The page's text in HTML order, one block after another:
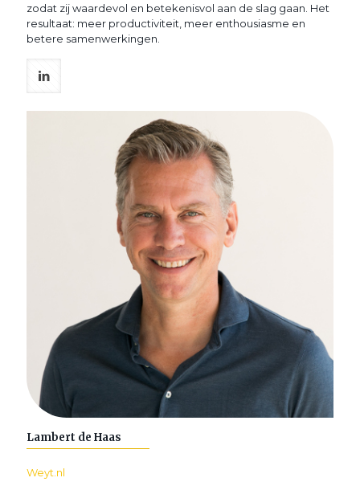
zodat zij waardevol en betekenisvol aan de slag gaan. Het
resultaat: meer productiviteit, meer enthousiasme en
betere samenwerkingen.
Lambert de Haas
Weyt.nl